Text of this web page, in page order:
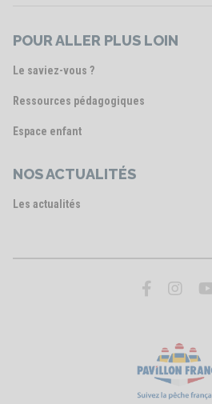
POUR ALLER PLUS LOIN
Le saviez-vous ?
Ressources pédagogiques
Espace enfant
NOS ACTUALITÉS
Les actualités